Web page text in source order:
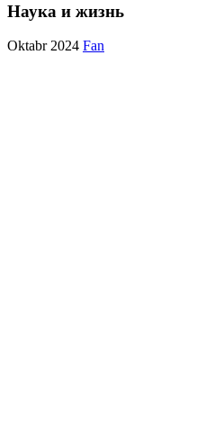
Наука и жизнь
Oktabr 2024 Fan